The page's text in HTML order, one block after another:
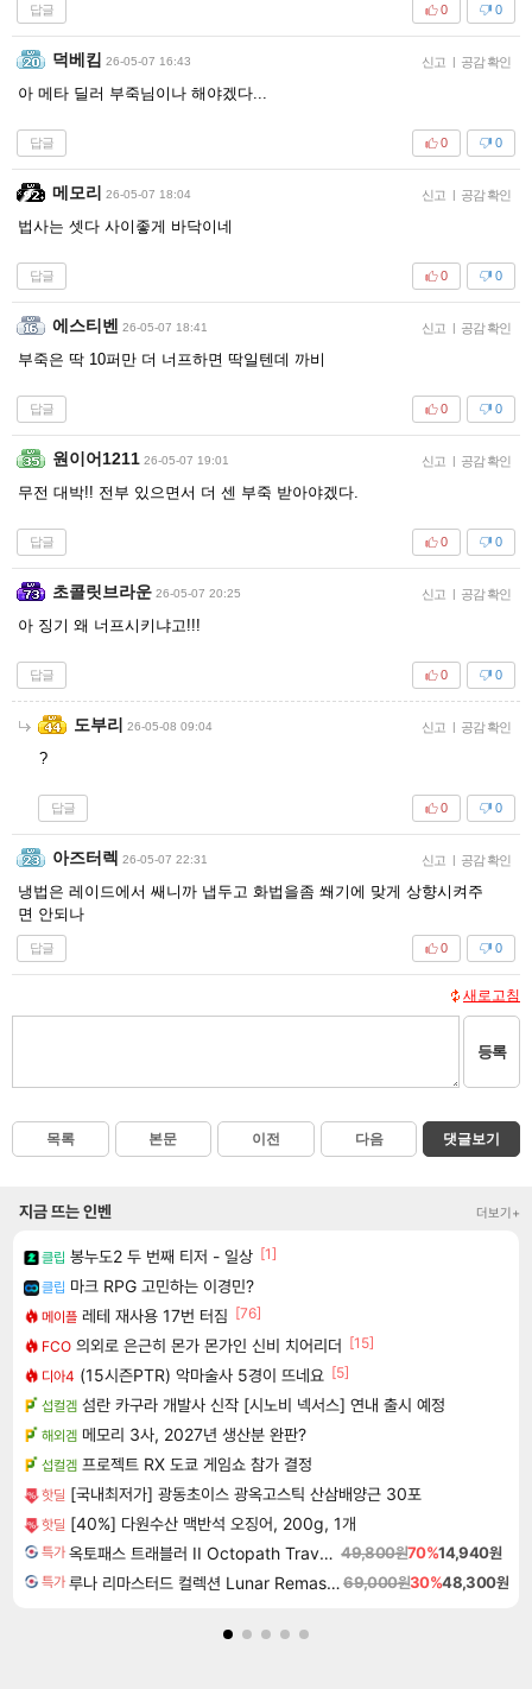
답글 0
0
덕베킴 26-05-07 16:43 신고 | 공감 확인
아 메타 딜러 부죽님이나 해야겠다...
답글 0
0
메모리 26-05-07 18:04 신고 | 공감 확인
법사는 셋다 사이좋게 바닥이네
답글 0
0
에스티벤 26-05-07 18:41 신고 | 공감 확인
부죽은 딱 10퍼만 더 너프하면 딱일텐데 까비
답글 0
0
원이어1211 26-05-07 19:01 신고 | 공감 확인
무전 대박!! 전부 있으면서 더 센 부죽 받아야겠다.
답글 0
0
초콜릿브라운 26-05-07 20:25 신고 | 공감 확인
아 징기 왜 너프시키냐고!!!
답글 0
0
도부리 26-05-08 09:04 신고 | 공감 확인
?
답글 0
0
아즈터렉 26-05-07 22:31 신고 | 공감 확인
냉법은 레이드에서 쌔니까 냅두고 화법을좀 쐐기에 맞게 상향시켜주
면 안되나
답글 0
0
새로고침
등록
목록 본문 이전 다음 댓글보기
지금 뜨는 인벤 더보기+
클립 봉누도2 두 번째 티저 - 일상 [1]
클립 마크 RPG 고민하는 이경민?
메이플 레테 재사용 17번 터짐 [76]
FCO 의외로 은근히 몬가 몬가인 신비 치어리더 [15]
디아4 (15시즌PTR) 악마술사 5경이 뜨네요 [5]
섭컬겜 섬란 카구라 개발사 신작 [시노비 넥서스] 연내 출시 예정
해외겜 메모리 3사, 2027년 생산분 완판?
섭컬겜 프로젝트 RX 도쿄 게임쇼 참가 결정
핫딜 [국내최저가] 광동초이스 광옥고스틱 산삼배양근 30포
핫딜 [40%] 다원수산 맥반석 오징어, 200g, 1개
특가 옥토패스 트래블러 II Octopath Traveler II 49,800원70%14,940원
특가 루나 리마스터드 컬렉션 Lunar Remastered Collection69,000원30%48,300원